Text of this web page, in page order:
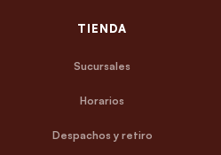
TIENDA
Sucursales
Horarios
Despachos y retiro